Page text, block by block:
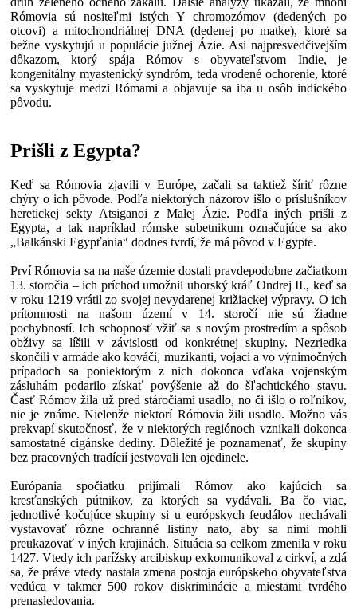
Rómovia sú nositeľmi istých Y chromozómov (dedených po
otcovi) a mitochondriálnej DNA (dedenej po matke), ktoré sa
bežne vyskytujú u populácie južnej Ázie. Asi najpresvedčivejším
dôkazom, ktorý spája Rómov s obyvateľstvom Indie, je
kongenitálny myastenický syndróm, teda vrodené ochorenie, ktoré
sa vyskytuje medzi Rómami a objavuje sa iba u osôb indického
pôvodu.
Prišli z Egypta?
Keď sa Rómovia zjavili v Európe, začali sa taktiež šíriť rôzne
chýry o ich pôvode. Podľa niektorých názorov išlo o príslušníkov
heretickej sekty Atsiganoi z Malej Ázie. Podľa iných prišli z
Egypta, a tak napríklad rómske subetnikum označujúce sa ako
„Balkánski Egypťania“ dodnes tvrdí, že má pôvod v Egypte.
Prví Rómovia sa na naše územie dostali pravdepodobne začiatkom
13. storočia – ich príchod umožnil uhorský kráľ Ondrej II., keď sa
v roku 1219 vrátil zo svojej nevydarenej križiackej výpravy. O ich
prítomnosti na našom území v 14. storočí nie sú žiadne
pochybností. Ich schopnosť vžiť sa s novým prostredím a spôsob
obživy sa líšili v závislosti od konkrétnej skupiny. Nezriedka
skončili v armáde ako kováči, muzikanti, vojaci a vo výnimočných
prípadoch sa poniektorým z nich dokonca vďaka vojenským
zásluhám podarilo získať povýšenie až do šľachtického stavu.
Časť Rómov žila už pred stáročiami usadlo, no či išlo o roľníkov,
nie je známe. Nielenže niektorí Rómovia žili usadlo. Možno vás
prekvapí skutočnosť, že v niektorých regiónoch vznikali dokonca
samostatné cigánske dediny. Dôležité je poznamenať, že skupiny
bez pracovných tradícií jestvovali len ojedinele.
Európania spočiatku prijímali Rómov ako kajúcich sa
kresťanských pútnikov, za ktorých sa vydávali. Ba čo viac,
jednotlivé kočujúce skupiny si u európskych feudálov nechávali
vystavovať rôzne ochranné listiny nato, aby sa nimi mohli
preukazovať v iných krajinách. Situácia sa celkom zmenila v roku
1427. Vtedy ich parížsky arcibiskup exkomunikoval z cirkví, a zdá
sa, že práve vtedy nastala zmena postoja európskeho obyvateľstva
vedúca v takmer 500 rokov diskriminácie a miestami tvrdého
prenasledovania.